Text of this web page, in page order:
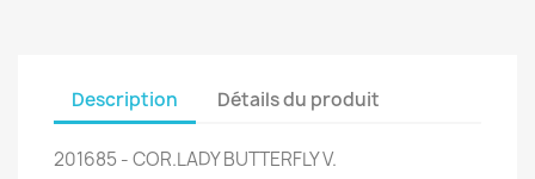
Description Détails du produit
201685 - COR.LADY BUTTERFLY V.